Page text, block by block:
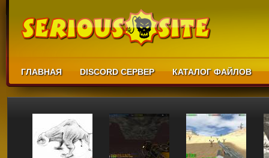
ГЛАВНАЯ DISCORD СЕРВЕР КАТАЛОГ ФАЙЛОВ